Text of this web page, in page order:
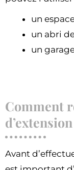
un
un abri
un
Comment
Avant